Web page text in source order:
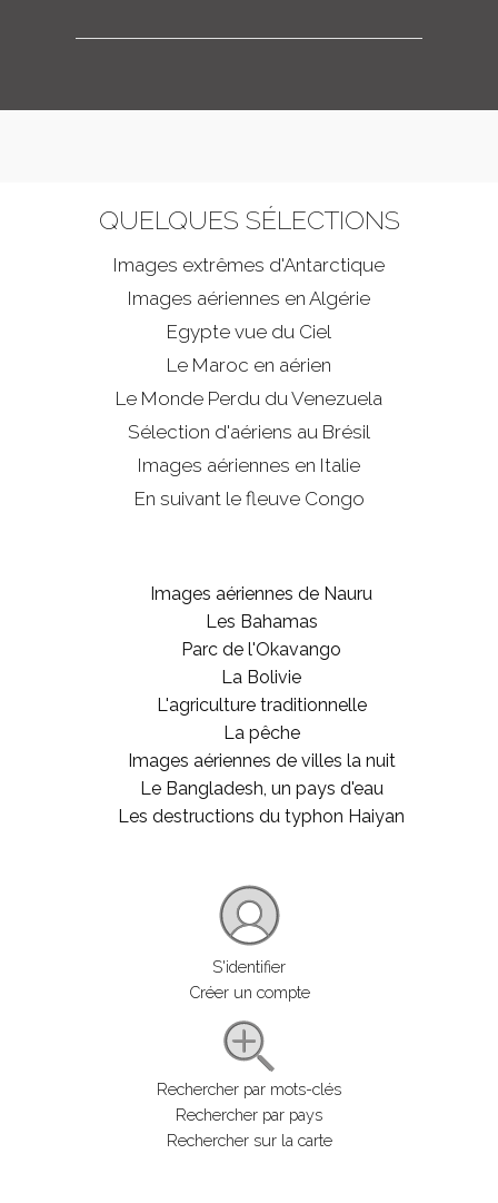
QUELQUES SÉLECTIONS
Images extrêmes d'Antarctique
Images aériennes en Algérie
Egypte vue du Ciel
Le Maroc en aérien
Le Monde Perdu du Venezuela
Sélection d'aériens au Brésil
Images aériennes en Italie
En suivant le fleuve Congo
Images aériennes de Nauru
Les Bahamas
Parc de l'Okavango
La Bolivie
L'agriculture traditionnelle
La pêche
Images aériennes de villes la nuit
Le Bangladesh, un pays d'eau
Les destructions du typhon Haiyan
S'identifier
Créer un compte
Rechercher par mots-clés
Rechercher par pays
Rechercher sur la carte